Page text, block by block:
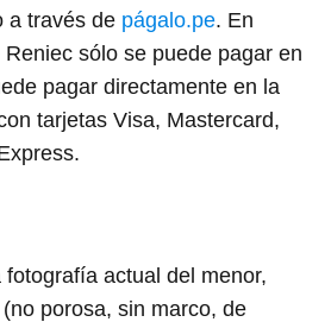
a través de págalo.pe. En
sólo se puede pagar en
pagar directamente en la
tarjetas Visa, Mastercard,
fotografía actual del menor,
porosa, sin marco, de